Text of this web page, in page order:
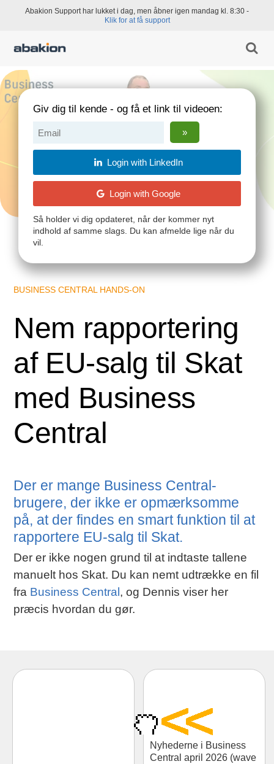
Abakion Support har lukket i dag, men åbner igen mandag kl. 8:30 -
Klik for at få support
Giv dig til kende - og få et link til videoen:
Login with LinkedIn
Login with Google
Så holder vi dig opdateret, når der kommer nyt
indhold af samme slags. Du kan afmelde lige når du
vil.
BUSINESS CENTRAL HANDS-ON
Nem rapportering
af EU-salg til Skat
med Business
Central
Der er mange Business Central-
brugere, der ikke er opmærksomme
på, at der findes en smart funktion til at
rapportere EU-salg til Skat.
Der er ikke nogen grund til at indtaste tallene
manuelt hos Skat. Du kan nemt udtrække en fil
fra Business Central , og Dennis viser her
præcis hvordan du gør.
Nyhederne i Business
Central april 2026 (wave